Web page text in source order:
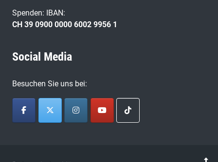
Spenden: IBAN:
CH 39 0900 0000 6002 9956 1
Social Media
Besuchen Sie uns bei: